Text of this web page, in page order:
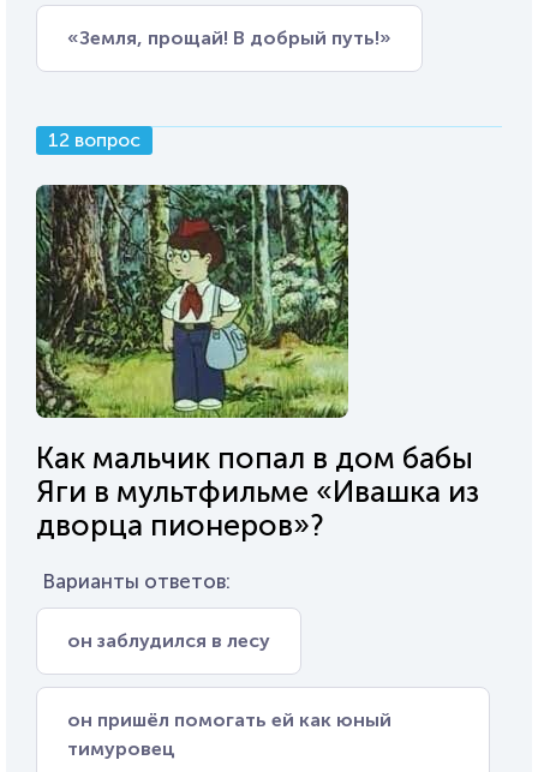
«Земля, прощай! В добрый путь!»
12 вопрос
Как мальчик попал в дом бабы
Яги в мультфильме «Ивашка из
дворца пионеров»?
Варианты ответов:
он заблудился в лесу
он пришёл помогать ей как юный
тимуровец